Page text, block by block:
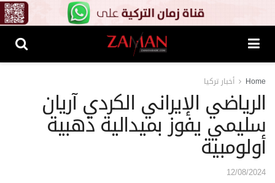
Home أخبار تركيا
الرياضي الإيراني الكردي آريان
سليمي يفوز بميدالية ذهبية
أولومبية
12/08/2024